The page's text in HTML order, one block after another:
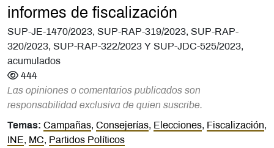
informes de fiscalización
SUP-JE-1470/2023, SUP-RAP-319/2023, SUP-RAP-
320/2023, SUP-RAP-322/2023 Y SUP-JDC-525/2023,
acumulados
444
Las opiniones o comentarios publicados son
responsabilidad exclusiva de quien suscribe.
Temas: Campañas, Consejerías, Elecciones, Fiscalización,
INE , MC, Partidos Políticos